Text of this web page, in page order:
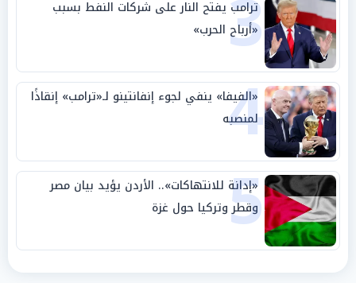
ترامب يفتح النار على شركات النفط بسبب
«أرباح الحرب»
4
«الفيفا» ينفي لجوء إنفانتينو لـ«ترامب» إنقاذًا
لمنصبه
5
«إدانة للانتهاكات».. الأردن يؤيد بيان مصر
وقطر وتركيا حول غزة